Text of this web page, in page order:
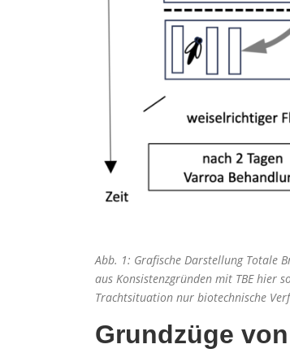
Abb. 1: Grafische Darstellung Totale
aus Konsistenzgründen mit TBE hier
Trachtsituation nur biotechnische
Grundzüge